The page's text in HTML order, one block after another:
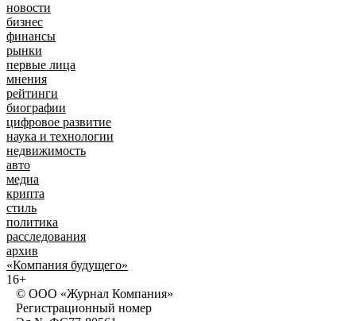
новости
бизнес
финансы
рынки
первые лица
мнения
рейтинги
биографии
цифровое развитие
наука и технологии
недвижимость
авто
медиа
крипта
стиль
политика
расследования
архив
«Компания будущего»
16+
© ООО «Журнал Компания»
Регистрационный номер